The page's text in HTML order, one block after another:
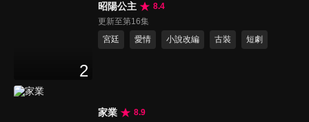
2
昭陽公主
8.4
更新至第16集
宮廷
愛情 小說改編 古裝 短劇
家業
8.9